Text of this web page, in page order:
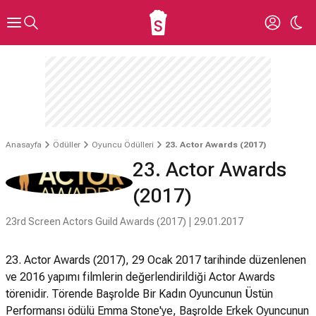
Anasayfa Ödüller Oyuncu Ödülleri 23. Actor Awards (2017)
23. Actor Awards
(2017)
23rd Screen Actors Guild Awards (2017) | 29.01.2017
23. Actor Awards (2017), 29 Ocak 2017 tarihinde düzenlenen
ve 2016 yapımı filmlerin değerlendirildiği Actor Awards
törenidir. Törende Başrolde Bir Kadın Oyuncunun Üstün
Performansı ödülü Emma Stone'ye, Başrolde Erkek Oyuncunun